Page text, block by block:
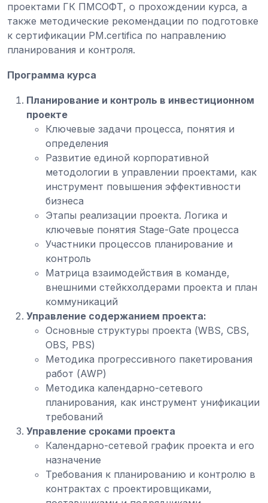
проектами ГК ПМСОФТ, о прохождении курса, а
также методические рекомендации по подготовке
к сертификации PM.certifica по направлению
планирования и контроля.
Программа курса
Планирование и контроль в инвестиционном
проекте
Ключевые задачи процесса, понятия и
определения
Развитие единой корпоративной
методологии в управлении проектами, как
инструмент повышения эффективности
бизнеса
Этапы реализации проекта. Логика и
ключевые понятия Stage-Gate процесса
Участники процессов планирование и
контроль
Матрица взаимодействия в команде,
внешними стейкхолдерами проекта и план
коммуникаций
Управление содержанием проекта:
Основные структуры проекта (WBS, CBS,
OBS, PBS)
Методика прогрессивного пакетирования
работ (AWP)
Методика календарно-сетевого
планирования, как инструмент унификации
требований
Управление сроками проекта
Календарно-сетевой график проекта и его
назначение
Требования к планированию и контролю в
контрактах с проектировщиками,